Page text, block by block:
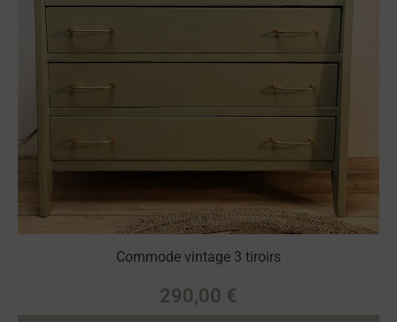
Commode vintage 3 tiroirs
290,00 €